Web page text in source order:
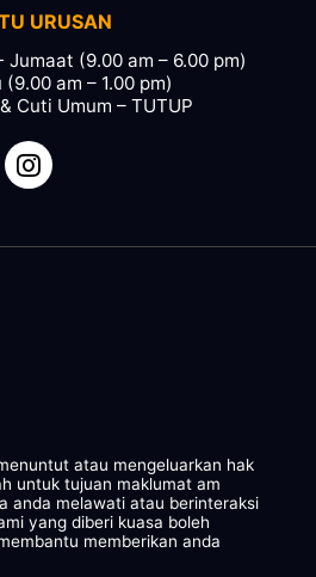
URUSAN
Jumaat (9.00 am – 6.00 pm)
(9.00 am – 1.00 pm)
Cuti Umum – TUTUP
atau mengeluarkan hak
untuk tujuan maklumat am
anda melawati atau berinteraksi
yang diberi kuasa boleh
memberikan anda